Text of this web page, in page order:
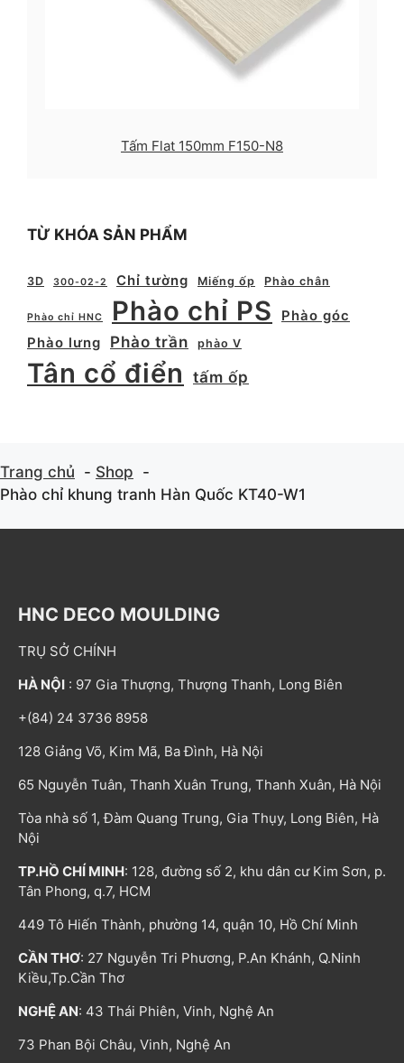
Tấm Flat 150mm F150-N8
TỪ KHÓA SẢN PHẨM
3D 300-02-2 Chỉ tường Miếng ốp Phào chân
Phào chỉ HNC Phào chỉ PS
Phào góc
Phào lưng
Phào trần phào V
Tân cổ điển tấm ốp
Trang chủ
Shop
Phào chỉ khung tranh Hàn Quốc KT40-W1
HNC DECO MOULDING
TRỤ SỞ CHÍNH
HÀ NỘI : 97 Gia Thượng, Thượng Thanh, Long Biên
+(84) 24 3736 8958
128 Giảng Võ, Kim Mã, Ba Đình, Hà Nội
65 Nguyễn Tuân, Thanh Xuân Trung, Thanh Xuân, Hà Nội
Tòa nhà số 1, Đàm Quang Trung, Gia Thụy, Long Biên, Hà
Nội
TP.HỒ CHÍ MINH: 128, đường số 2, khu dân cư Kim Sơn, p.
Tân Phong, q.7, HCM
449 Tô Hiến Thành, phường 14, quận 10, Hồ Chí Minh
CẦN THƠ: 27 Nguyễn Tri Phương, P.An Khánh, Q.Ninh
Kiều,Tp.Cần Thơ
NGHỆ AN: 43 Thái Phiên, Vinh, Nghệ An
73 Phan Bội Châu, Vinh, Nghệ An